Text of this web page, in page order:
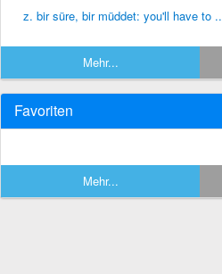
z. bir süre, bir müddet: you'll have to ..
Mehr...
Favoriten
Mehr...